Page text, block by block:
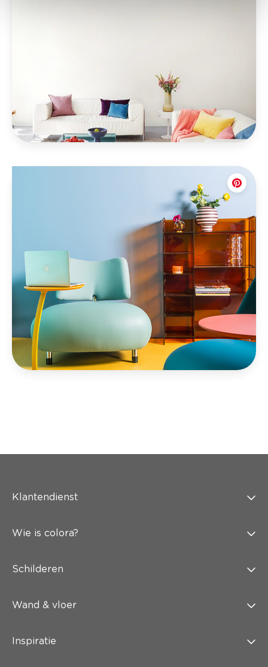
Klantendienst
Wie is colora?
Schilderen
Wand & vloer
Inspiratie